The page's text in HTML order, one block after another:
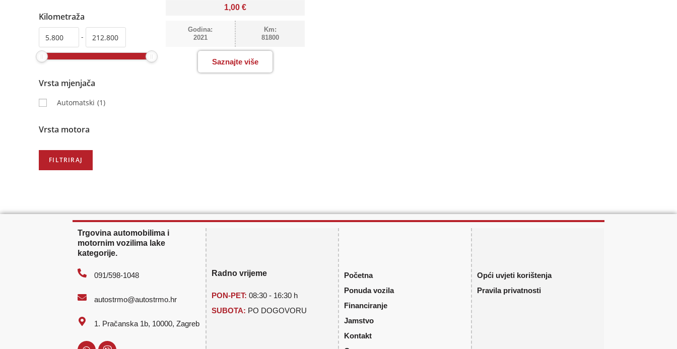
Kilometraža
-
Vrsta mjenjača
Automatski (1)
Vrsta motora
1,00€
Godina:
2021
Km:
81800
Saznajte više
Trgovina automobilima i
motornim vozilima lake
kategorije.
091/598-1048
autostrmo@autostrmo.hr
1. Pračanska 1b, 10000, Zagreb
Radno vrijeme
PON-PET:08:30 - 16:30 h
SUBOTA: PO DOGOVORU
Početna
Ponuda vozila
Financiranje
Jamstvo
Kontakt
Opći uvjeti korištenja
Pravila privatnosti